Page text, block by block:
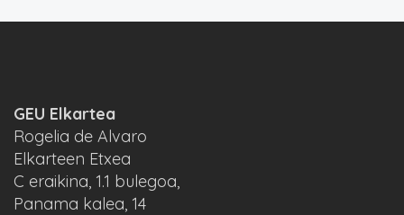
GEU Elkartea
Rogelia de Alvaro
Elkarteen Etxea
C eraikina, 1.1 bulegoa,
Panama kalea, 14